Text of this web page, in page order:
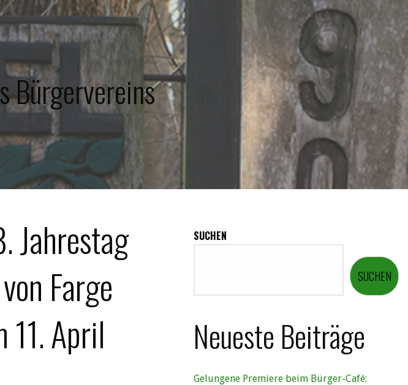
Bürgervereins
Jahrestag
Farge
11. April
SUCHEN
SUCHEN
Neueste Beiträge
Gelungene Premiere beim Bürger-Café: